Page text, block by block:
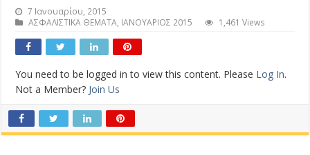
7 Ιανουαρίου, 2015
ΑΣΦΑΛΙΣΤΙΚΑ ΘΕΜΑΤΑ, ΙΑΝΟΥΑΡΙΟΣ 2015 1,461 Views
You need to be logged in to view this content. Please Log In.
Not a Member? Join Us